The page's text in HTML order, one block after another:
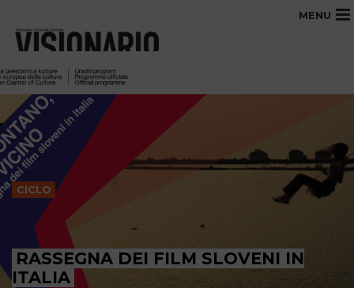
MENU
CICLO
RASSEGNA DEI FILM SLOVENI IN
ITALIA